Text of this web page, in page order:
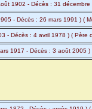
1902 - Décès : 31
- Décès : 26 mars 1991 ) (
- Décès : 4 avril 1978 ) ( Père
1917 - Décès : 3 août 2005